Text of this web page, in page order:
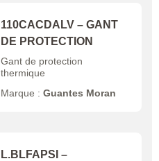
110CACDALV – GANT
DE PROTECTION
Gant de protection
thermique
Marque :Guantes Moran
L.BLFAPSI –